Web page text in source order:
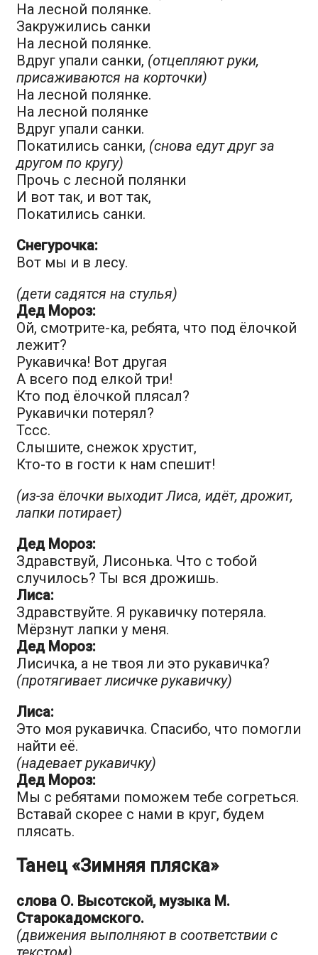
На лесной полянке.
Закружились санки
На лесной полянке.
Вдруг упали санки, (отцепляют руки,
присаживаются на корточки)
На лесной полянке.
На лесной полянке
Вдруг упали санки.
Покатились санки, (снова едут друг за
другом по кругу)
Прочь с лесной полянки
И вот так, и вот так,
Покатились санки.
Снегурочка:
Вот мы и в лесу.
(дети садятся на стулья)
Дед Мороз:
Ой, смотрите-ка, ребята, что под ёлочкой
лежит?
Рукавичка! Вот другая
А всего под елкой три!
Кто под ёлочкой плясал?
Рукавички потерял?
Тссс.
Слышите, снежок хрустит,
Кто-то в гости к нам спешит!
(из-за ёлочки выходит Лиса, идёт, дрожит,
лапки потирает)
Дед Мороз:
Здравствуй, Лисонька. Что с тобой
случилось? Ты вся дрожишь.
Лиса:
Здравствуйте. Я рукавичку потеряла.
Мёрзнут лапки у меня.
Дед Мороз:
Лисичка, а не твоя ли это рукавичка?
(протягивает лисичке рукавичку)
Лиса:
Это моя рукавичка. Спасибо, что помогли
найти её.
(надевает рукавичку)
Дед Мороз:
Мы с ребятами поможем тебе согреться.
Вставай скорее с нами в круг, будем
плясать.
Танец «Зимняя пляска»
слова О. Высотской, музыка М.
Старокадомского.
(движения выполняют в соответствии с